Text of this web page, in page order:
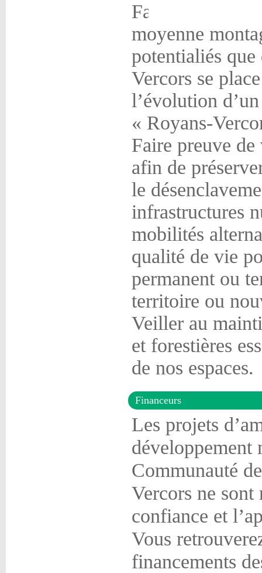
Face à cette
moyenne
potentialiés que
Vercors se
l’évolution
« Royans-
Faire preuve
afin de
le
infrastructures
mobilités
qualité de vie
permanent ou
territoire ou
Veiller au
et forestières
de nos espaces.
Financeurs
Les projets
développement
Communauté
Vercors ne sont
confiance et
Vous
financements